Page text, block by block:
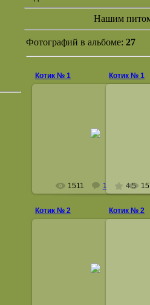
Нашим
Фотографий в альбоме: 27
Котик № 1
1511 1 4.5
Котик № 1
Котик № 2 Котик № 2